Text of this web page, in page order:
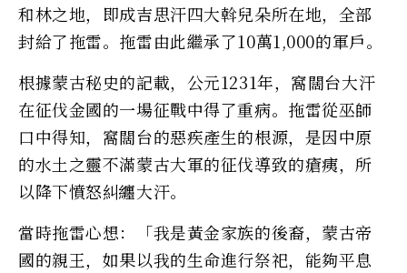
和林之地，即成吉思汗四大斡兒朵所在地，全部
封給了拖雷。拖雷由此繼承了10萬1,000的軍戶。
根據蒙古秘史的記載，公元1231年，窩闊台大汗
在征伐金國的一場征戰中得了重病。拖雷從巫師
口中得知，窩闊台的惡疾產生的根源，是因中原
的水土之靈不滿蒙古大軍的征伐導致的瘡痍，所
以降下憤怒糾纏大汗。
當時拖雷心想：「我是黃金家族的後裔，蒙古帝
國的親王，如果以我的生命進行祭祀，能夠平息